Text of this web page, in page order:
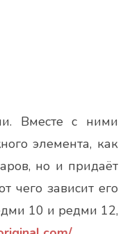
Вместе с ними
элемента, как
но и придаёт
чего зависит его
10 и редми 12,